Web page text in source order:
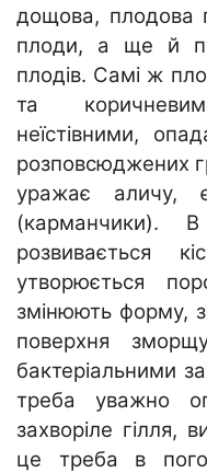
дощова, плодова
плоди, а ще й
плодів. Самі ж
та
неїстівними,
розповсюджених
уражає аличу,
(карманчики).
розвивається
утворюється
змінюють форму,
поверхня
бактеріальними
треба уважно
захворіле гілля,
це треба в